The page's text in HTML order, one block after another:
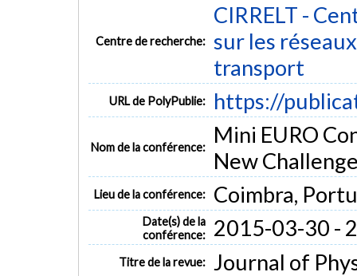
Centre de recherche:
CIRRELT -
sur les
transport
URL de PolyPublie: https://
Nom de la conférence:
Mini EURO
New
Lieu de la conférence: Coimbra,
Date(s) de la
conférence:
2015-03-30 -
Titre de la revue: Journal of